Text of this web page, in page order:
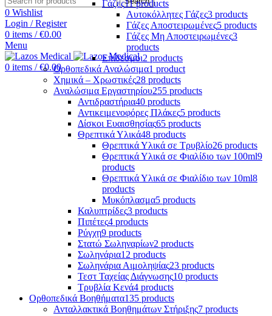
0 Wishlist
Login / Register
0 items / €0.00
Menu
0 items / €0.00
Γάζες11 products
Αυτοκόλλητες Γάζες3 products
Γάζες Αποστειρωμένες5 products
Γάζες Μη Αποστειρωμένες3
products
Επίδεσμοι2 products
Ορθοπεδικά Αναλώσιμα1 product
Χημικά – Χρωστικές28 products
Αναλώσιμα Εργαστηρίου255 products
Αντιδραστήρια40 products
Αντικειμενοφόρες Πλάκες5 products
Δίσκοι Ευαισθησίας65 products
Θρεπτικά Υλικά48 products
Θρεπτικά Υλικά σε Τρυβλίο26 products
Θρεπτικά Υλικά σε Φιαλίδιο των 100ml9
products
Θρεπτικά Υλικά σε Φιαλίδιο των 10ml8
products
Μυκόπλασμα5 products
Καλυπτρίδες3 products
Πιπέτες4 products
Ρύγχη9 products
Στατώ Σωληναρίων2 products
Σωληνάρια12 products
Σωληνάρια Αιμοληψίας23 products
Τεστ Ταχείας Διάγνωσης10 products
Τρυβλία Κενά4 products
Ορθοπεδικά Βοηθήματα135 products
Ανταλλακτικά Βοηθημάτων Στήριξης7 products